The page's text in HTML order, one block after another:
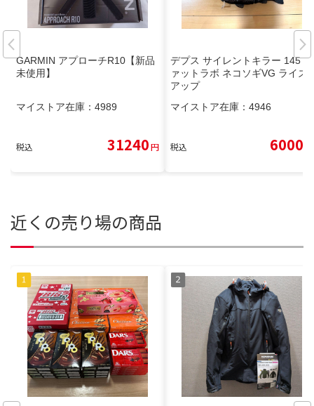
GARMIN アプローチR10【新品
未使用】
マイストア在庫： 4989
税込 31240円
デプス サイレントキラー 145 フ
ァットラボ ネコソギVG ライズ
アップ
マイストア在庫： 4946
税込 6000
近くの売り場の商品